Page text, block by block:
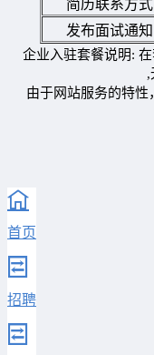
简历联系方式
发布面试通知
企业入驻套餐说明:
,
由于网站服务的特
首页
招聘